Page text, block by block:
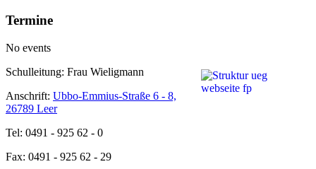
Termine
No events
Schulleitung: Frau Wieligmann
Anschrift: Ubbo-Emmius-Straße 6 - 8,
26789 Leer
Tel: 0491 - 925 62 - 0
Fax: 0491 - 925 62 - 29